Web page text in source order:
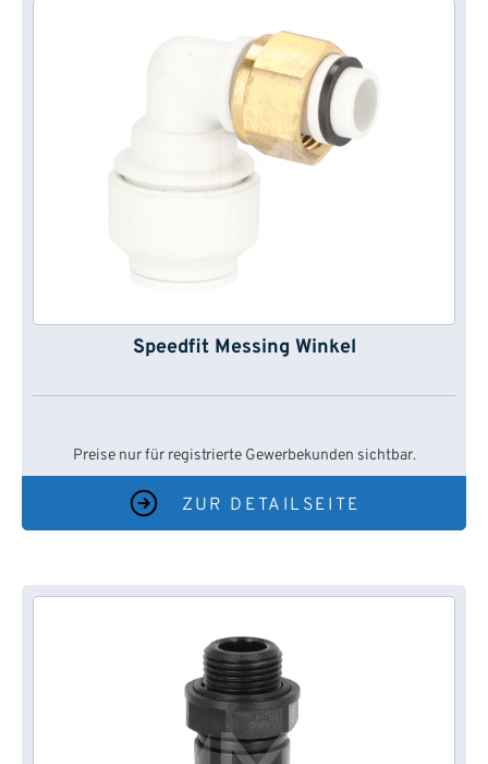
Speedfit Messing Winkel
Preise nur für registrierte Gewerbekunden sichtbar.
ZUR DETAILSEITE